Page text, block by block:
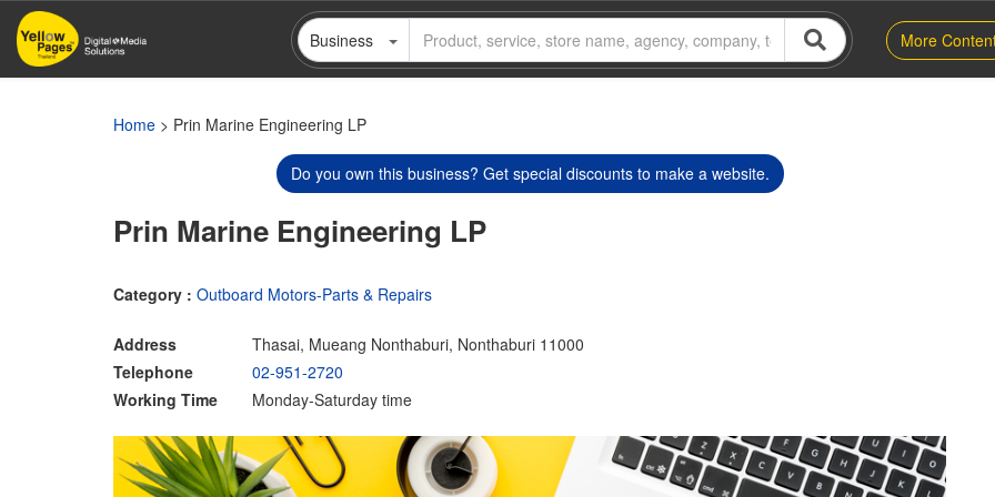
Skip
main
Business More
Home > Prin Marine Engineering LP
Do you own this business? Get special discounts to make a website.
Prin Marine Engineering LP
Category : Outboard Motors-Parts & Repairs
Address
Thasai, Mueang Nonthaburi, Nonthaburi 11000
Telephone
02-951-2720
Working Time
Monday-Saturday time